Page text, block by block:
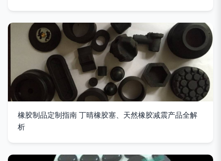
橡胶制品定制指南 丁晴橡胶塞、天然橡胶减震产品全解
析